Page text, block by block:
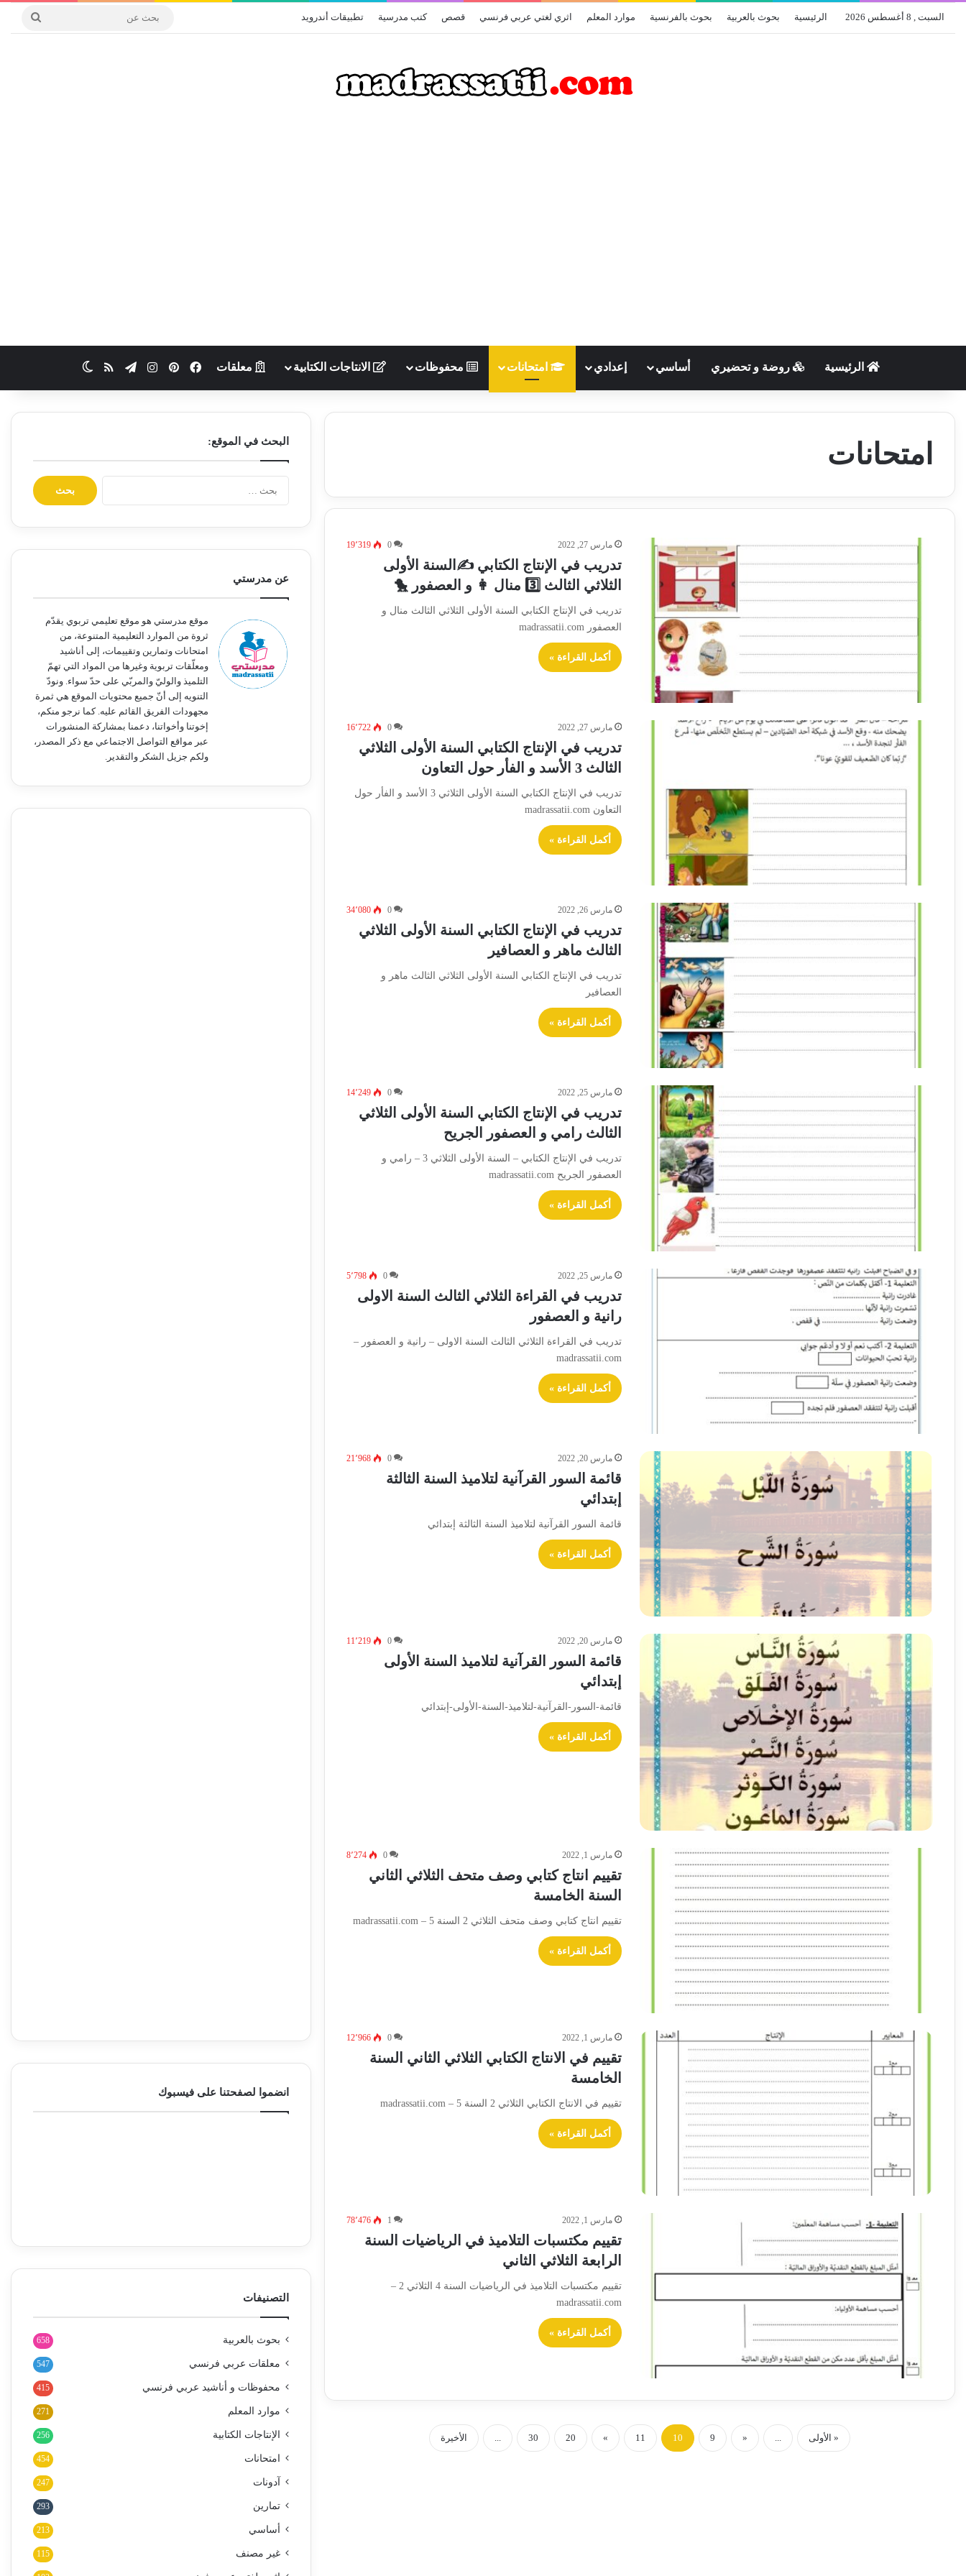
السبت , 8 أغسطس 2026 الرئيسية بحوث بالعربية بحوث بالفرنسية موارد المعلم اثري لغتي عربي فرنسي قصص كتب مدرسية تطبيقات أندرويد
الرئيسية روضة و تحضيري أساسي إعدادي امتحانات محفوظات الانتاجات الكتابية معلقات فيسبوكبينتيريستانستقرامتيلقرامملخص الموقع RSS
امتحانات
مارس 27, 2022 0 19٬319
تدريب في الإنتاج الكتابي ✍السنة الأولى
الثلاثي الثالث 3️⃣ منال 👩 و العصفور 🐤
تدريب في الإنتاج الكتابي السنة الأولى الثلاثي الثالث منال و
العصفور madrassatii.com
أكمل القراءة »
مارس 27, 2022 0 16٬722
تدريب في الإنتاج الكتابي السنة الأولى الثلاثي
الثالث 3 الأسد و الفأر حول التعاون
تدريب في الإنتاج الكتابي السنة الأولى الثلاثي 3 الأسد و الفأر حول
التعاون madrassatii.com
أكمل القراءة »
مارس 26, 2022 0 34٬080
تدريب في الإنتاج الكتابي السنة الأولى الثلاثي
الثالث ماهر و العصافير
تدريب في الإنتاج الكتابي السنة الأولى الثلاثي الثالث ماهر و
العصافير
أكمل القراءة »
مارس 25, 2022 0 14٬249
تدريب في الإنتاج الكتابي السنة الأولى الثلاثي
الثالث رامي و العصفور الجريح
تدريب في الإنتاج الكتابي – السنة الأولى الثلاثي 3 – رامي و
العصفور الجريح madrassatii.com
أكمل القراءة »
مارس 25, 2022 0 5٬798
تدريب في القراءة الثلاثي الثالث السنة الاولى
رانية و العصفور
تدريب في القراءة الثلاثي الثالث السنة الاولى – رانية و العصفور –
madrassatii.com
أكمل القراءة »
مارس 20, 2022 0 21٬968
قائمة السور القرآنية لتلاميذ السنة الثالثة
إبتدائي
قائمة السور القرآنية لتلاميذ السنة الثالثة إبتدائي
أكمل القراءة »
مارس 20, 2022 0 11٬219
قائمة السور القرآنية لتلاميذ السنة الأولى
إبتدائي
قائمة-السور-القرآنية-لتلاميذ-السنة-الأولى-إبتدائي
أكمل القراءة »
مارس 1, 2022 0 8٬274
تقييم انتاج كتابي وصف متحف الثلاثي الثاني
السنة الخامسة
تقييم انتاج كتابي وصف متحف الثلاثي 2 السنة 5 – madrassatii.com
أكمل القراءة »
مارس 1, 2022 0 12٬966
تقييم في الانتاج الكتابي الثلاثي الثاني السنة
الخامسة
تقييم في الانتاج الكتابي الثلاثي 2 السنة 5 – madrassatii.com
أكمل القراءة »
مارس 1, 2022 1 78٬476
تقييم مكتسبات التلاميذ في الرياضيات السنة
الرابعة الثلاثي الثاني
تقييم مكتسبات التلاميذ في الرياضيات السنة 4 الثلاثي 2 –
madrassatii.com
أكمل القراءة »
« الأولى «
9
10
11
»
20
30 الأخيرة
البحث في الموقع:
ح
عن مدرستي
موقع مدرستي هو موقع تعليمي تربوي يقدّم
ثروة من الموارد التعليمية المتنوعة، من
امتحانات وتمارين وتقييمات، إلى أناشيد
ومعلّقات تربوية وغيرها من المواد التي تهمّ
التلميذ والوليّ والمربّي على حدّ سواء. ونودّ
التنويه إلى أنّ جميع محتويات الموقع هي ثمرة
مجهودات الفريق القائم عليه. كما نرجو منكم،
إخوتنا وأخواتنا، دعمنا بمشاركة المنشورات
عبر مواقع التواصل الاجتماعي مع ذكر المصدر،
ولكم جزيل الشكر والتقدير.
انضموا لصفحتنا على فيسبوك
التصنيفات
بحوث بالعربية 658
معلقات عربي فرنسي 547
محفوظات و أناشيد عربي فرنسي 415
موارد المعلم 271
الإنتاجات الكتابية 256
امتحانات 454
آدونات 247
تمارين 293
أساسي 213
غير مصنف 115